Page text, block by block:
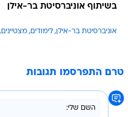
בשיתוף אוניברסיטת בר-אילן
אוניברסיטת בר-אילן לימודים מצטיינים
טרם התפרסמו תגובות